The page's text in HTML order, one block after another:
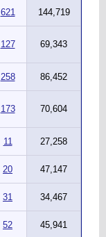
621 144,719
127 69,343
258 86,452
173 70,604
11 27,258
20 47,147
31 34,467
52 45,941